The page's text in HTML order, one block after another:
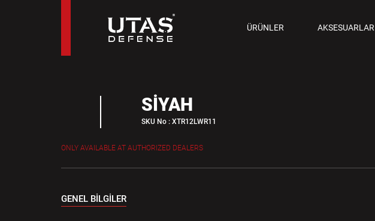
ÜRÜNLER
9 MM TABANCALARAKSESUARLAR
SİYAH
SKU No : XTR12LWR11
ONLY AVAILABLE AT AUTHORIZED DEALERS
GENEL BİLGİLER